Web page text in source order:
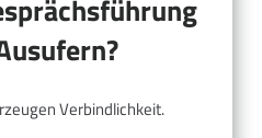
Verbindlichkeit.